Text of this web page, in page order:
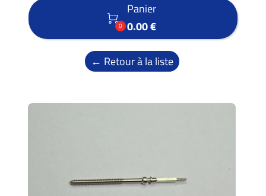

0
Panier
0.00 €
← Retour à la liste